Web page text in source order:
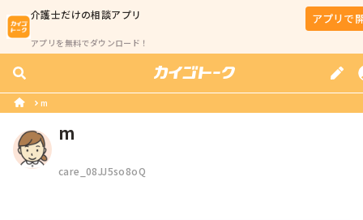
介護士だけの相談アプリ
アプリを無料でダウンロード！
アプリで
m
m
care_08JJ5so8oQ